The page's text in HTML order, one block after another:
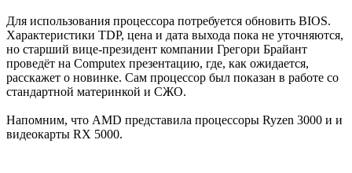
Для использования процессора потребуется обновить BIOS.
Характеристики TDP, цена и дата выхода пока не уточняются,
но старший вице-президент компании Грегори Брайант
проведёт на Computex презентацию, где, как ожидается,
расскажет о новинке. Сам процессор был показан в работе со
стандартной материнкой и СЖО.
Напомним, что AMD представила процессоры Ryzen 3000 и и
видеокарты RX 5000.